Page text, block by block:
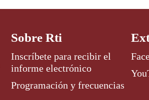
Sobre Rti
Inscríbete para recibir el
informe electrónico
Programación y frecuencias